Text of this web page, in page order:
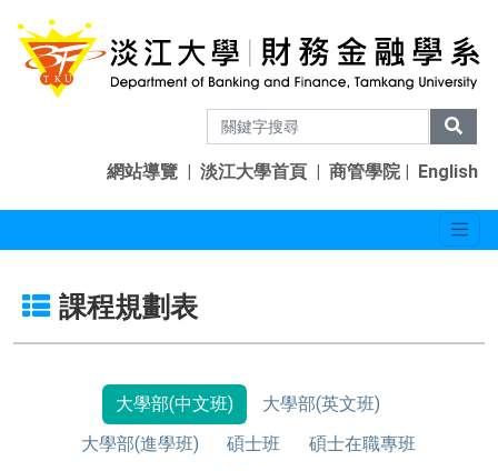
網站導覽 | 淡江大學首頁 | 商管學院| English
課程規劃表
大學部(中文班)
大學部(英文班)
大學部(進學班)
碩士班
碩士在職專班